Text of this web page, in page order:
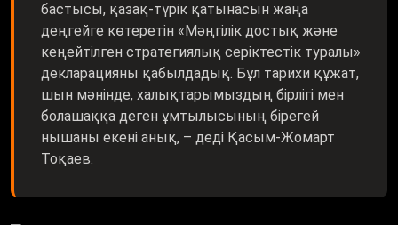
бастысы, қазақ-түрік қатынасын жаңа
деңгейге көтеретін «Мәңгілік достық және
кеңейтілген стратегиялық серіктестік туралы»
декларацияны қабылдадық. Бұл тарихи құжат,
шын мәнінде, халықтарымыздың бірлігі мен
болашаққа деген ұмтылысының бірегей
нышаны екені анық, – деді Қасым-Жомарт
Тоқаев.